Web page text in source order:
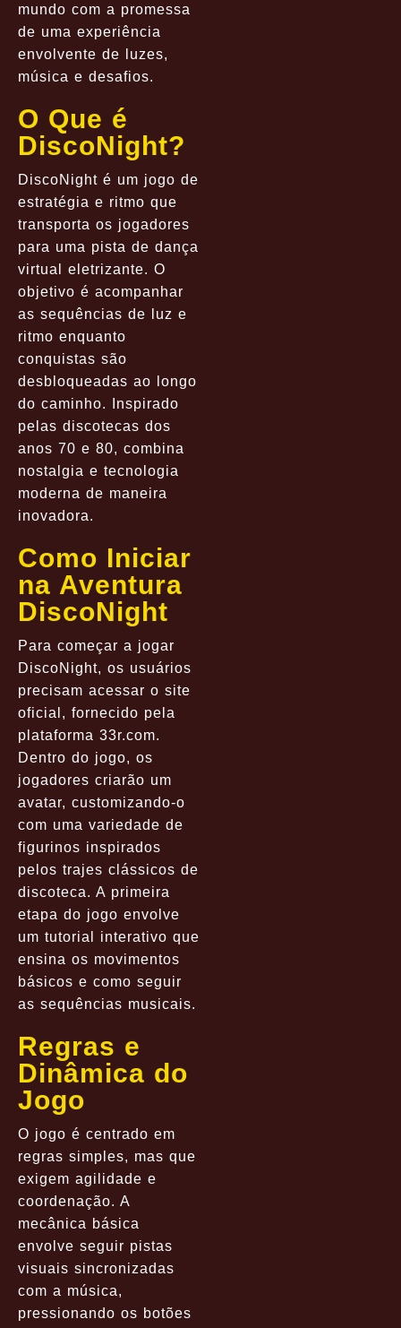
mundo com a promessa
de uma experiência
envolvente de luzes,
música e desafios.
O Que é
DiscoNight?
DiscoNight é um jogo de
estratégia e ritmo que
transporta os jogadores
para uma pista de dança
virtual eletrizante. O
objetivo é acompanhar
as sequências de luz e
ritmo enquanto
conquistas são
desbloqueadas ao longo
do caminho. Inspirado
pelas discotecas dos
anos 70 e 80, combina
nostalgia e tecnologia
moderna de maneira
inovadora.
Como Iniciar
na Aventura
DiscoNight
Para começar a jogar
DiscoNight, os usuários
precisam acessar o site
oficial, fornecido pela
plataforma 33r.com.
Dentro do jogo, os
jogadores criarão um
avatar, customizando-o
com uma variedade de
figurinos inspirados
pelos trajes clássicos de
discoteca. A primeira
etapa do jogo envolve
um tutorial interativo que
ensina os movimentos
básicos e como seguir
as sequências musicais.
Regras e
Dinâmica do
Jogo
O jogo é centrado em
regras simples, mas que
exigem agilidade e
coordenação. A
mecânica básica
envolve seguir pistas
visuais sincronizadas
com a música,
pressionando os botões